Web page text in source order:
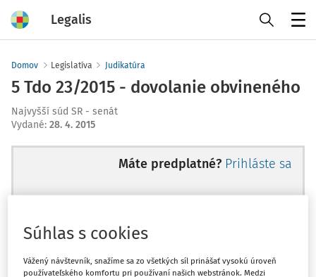
Legalis
Domov Legislatíva Judikatúra
5 Tdo 23/2015 - dovolanie obvineného
Najvyšší súd SR - senát
Vydané: 28. 4. 2015
Máte predplatné? Prihláste sa
Ups, zatiaľ ste si prečítali len
začiatok...
Súhlas s cookies
Vážený návštevník, snažíme sa zo všetkých síl prinášať vysokú úroveň
používateľského komfortu pri používaní našich webstránok. Medzi